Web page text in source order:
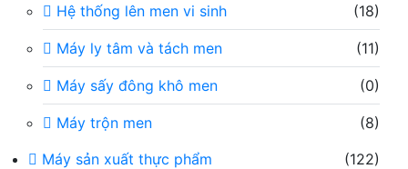
Hệ thống lên men vi sinh
(18)
Máy ly tâm và tách men (11)
Máy sấy đông khô men (0)
Máy trộn men
(8)
Máy sản xuất thực phẩm
(122)